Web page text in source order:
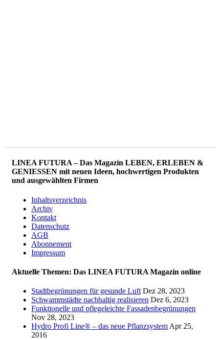
LINEA FUTURA – Das Magazin LEBEN, ERLEBEN &
GENIESSEN mit neuen Ideen, hochwertigen Produkten
und ausgewählten Firmen
Inhaltsverzeichnis
Archiv
Kontakt
Datenschutz
AGB
Abonnement
Impressum
Aktuelle Themen: Das LINEA FUTURA Magazin online
Stadtbegrünungen für gesunde Luft Dez 28, 2023
Schwammstädte nachhaltig realisieren Dez 6, 2023
Funktionelle und pflegeleichte Fassadenbegrünungen
Nov 28, 2023
Hydro Profi Line® – das neue Pflanzsystem Apr 25,
2016